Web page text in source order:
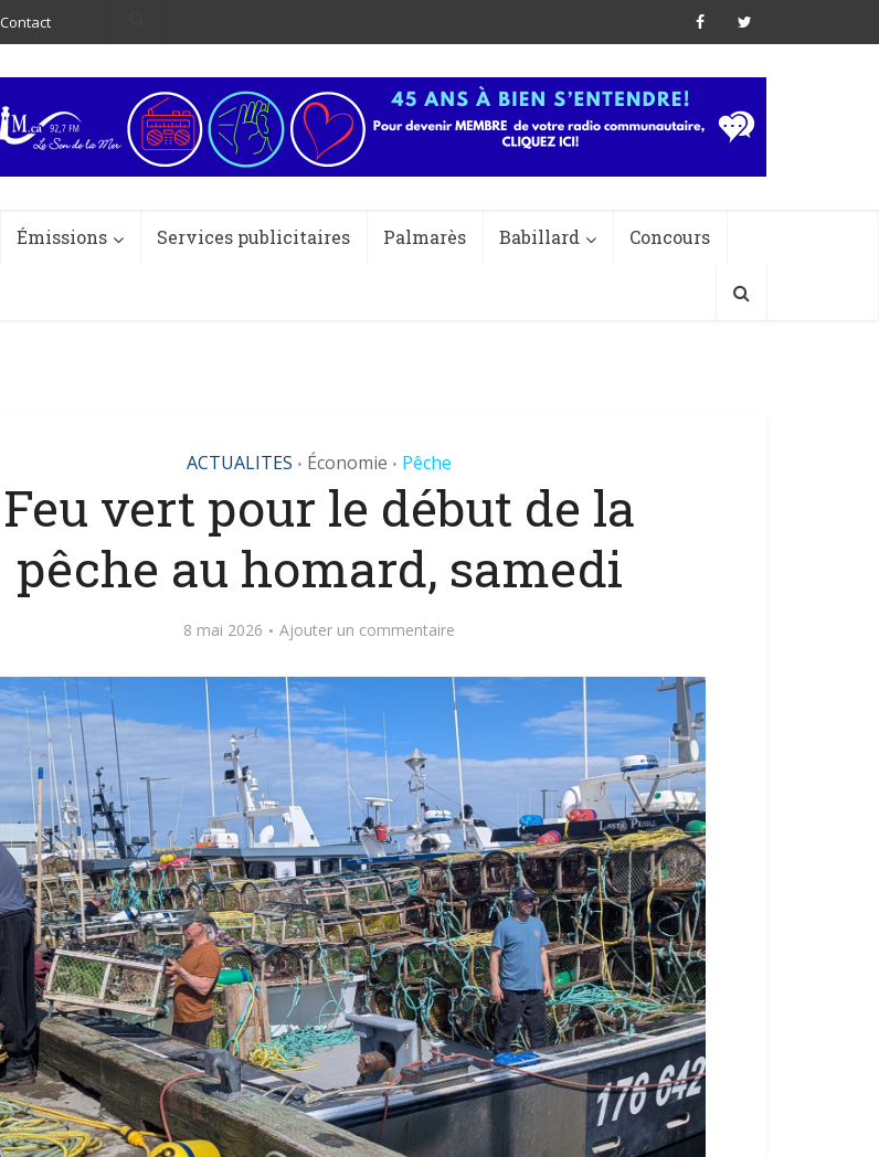
Contact
Émissions Services publicitaires Palmarès Babillard Concours
ACTUALITES • Économie • Pêche
Feu vert pour le début de la
pêche au homard, samedi
8 mai 2026 Ajouter un commentaire